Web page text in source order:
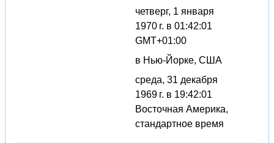
четверг, 1 января
1970 г. в 01:42:01
GMT+01:00
в Нью-Йорке, США
среда, 31 декабря
1969 г. в 19:42:01
Восточная Америка,
стандартное время